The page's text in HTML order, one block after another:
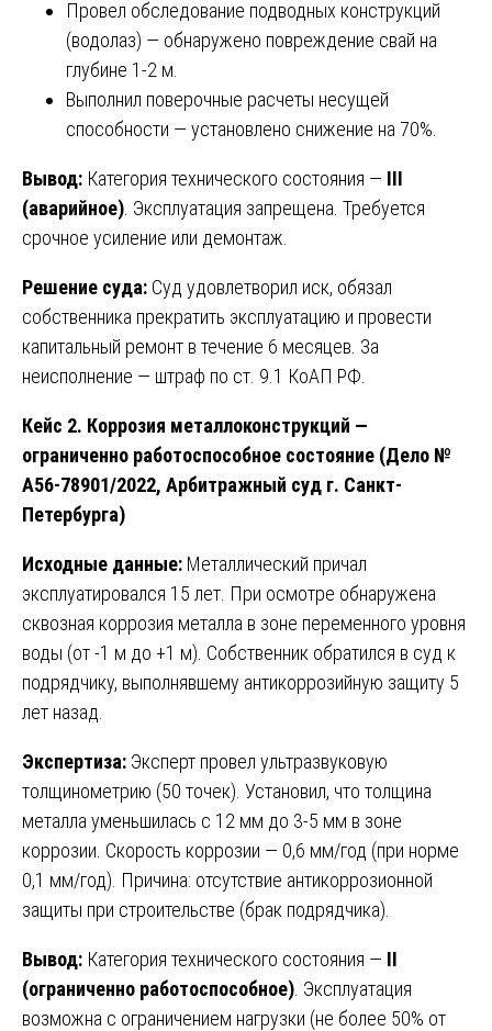
Провел обследование подводных конструкций
(водолаз) — обнаружено повреждение свай на
глубине 1-2 м.
Выполнил поверочные расчеты несущей
способности — установлено снижение на 70%.
Вывод: Категория технического состояния — III
(аварийное) . Эксплуатация запрещена. Требуется
срочное усиление или демонтаж.
Решение суда: Суд удовлетворил иск, обязал
собственника прекратить эксплуатацию и провести
капитальный ремонт в течение 6 месяцев. За
неисполнение — штраф по ст. 9.1 КоАП РФ.
Кейс 2. Коррозия металлоконструкций —
ограниченно работоспособное состояние (Дело №
А56-78901/2022, Арбитражный суд г. Санкт-
Петербурга)
Исходные данные: Металлический причал
эксплуатировался 15 лет. При осмотре обнаружена
сквозная коррозия металла в зоне переменного уровня
воды (от -1 м до +1 м). Собственник обратился в суд к
подрядчику, выполнявшему антикоррозийную защиту 5
лет назад.
Экспертиза: Эксперт провел ультразвуковую
толщинометрию (50 точек). Установил, что толщина
металла уменьшилась с 12 мм до 3-5 мм в зоне
коррозии. Скорость коррозии — 0,6 мм/год (при норме
0,1 мм/год). Причина: отсутствие антикоррозионной
защиты при строительстве (брак подрядчика).
Вывод: Категория технического состояния — II
(ограниченно работоспособное) . Эксплуатация
возможна с ограничением нагрузки (не более 50% от